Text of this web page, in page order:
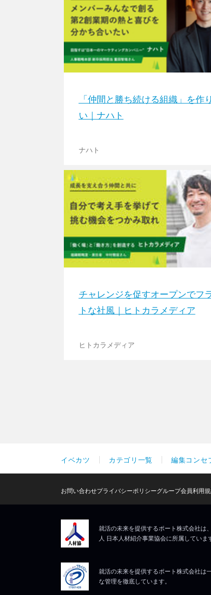
「仲間と勝ち続ける組織」を作
い｜ナハト
ナハト
チャレンジを促すオープンでフ
トな社風｜ヒトカラメディア
ヒトカラメディア
イベカツ カテゴリ一覧 編集コンセ
お問い合わせプライバシーポリシーグループ会員利用